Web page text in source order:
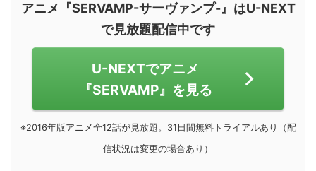
アニメ『SERVAMP-サーヴァンプ-』はU-NEXT
で見放題配信中です
U-NEXTでアニメ
『SERVAMP』を見る
※2016年版アニメ全12話が見放題。31日間無料トライアルあり（配
信状況は変更の場合あり）